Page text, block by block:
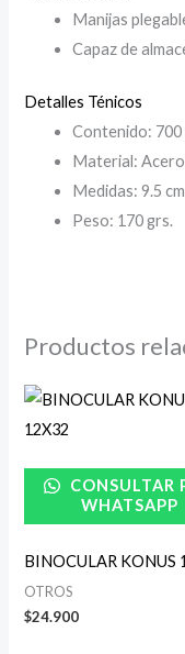
Manijas
Capaz de
Detalles Ténicos
Contenido: 700
Material: Acero
Medidas: 9.5
Peso: 170 grs.
Productos
CONSULTAR
WHATSAPP
BINOCULAR KONUS
OTROS
$24.900